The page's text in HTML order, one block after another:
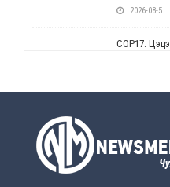
2026-08-5
СОР17:
2026-08-5